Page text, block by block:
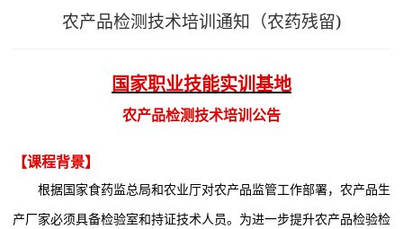
农产品检测技术培训通知（农药残留)
国家职业技能实训基地
农产品检测技术培训公告
【课程背景】
根据国家食药监总局和农业厅对农产品监管工作部署，农产品生
产厂家必须具备检验室和持证技术人员。为进一步提升农产品检验检